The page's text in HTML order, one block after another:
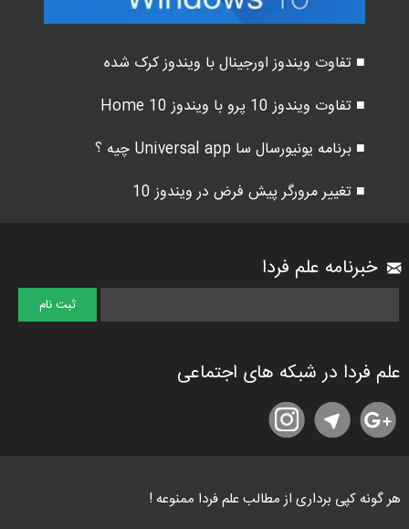
■ تفاوت ویندوز اورجینال با ویندوز کرک شده
■ تفاوت ویندوز 10 پرو با ویندوز 10 Home
■ برنامه یونیورسال سا Universal app چیه ؟
■ تغییر مرورگر پیش فرض در ویندوز 10
خبرنامه علم فردا
علم فردا در شبکه های اجتماعی
هر گونه کپی برداری از مطالب علم فردا ممنوعه !